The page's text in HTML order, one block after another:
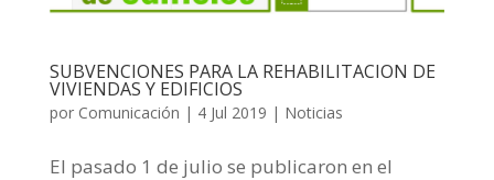
SUBVENCIONES PARA LA REHABILITACION DE
VIVIENDAS Y EDIFICIOS
por Comunicación | 4 Jul 2019 | Noticias
El pasado 1 de julio se publicaron en el